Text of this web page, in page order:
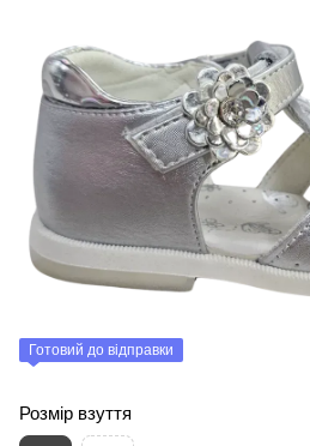
Готовий до відправки
Розмір взуття